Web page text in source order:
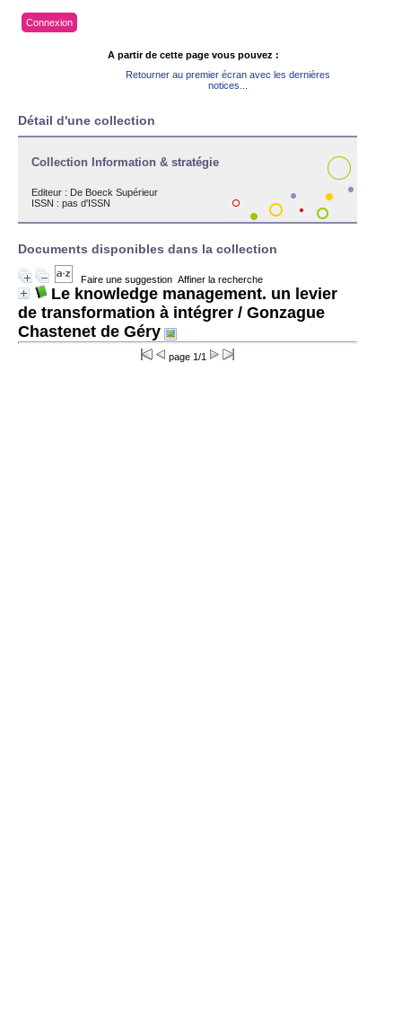
Connexion
A partir de cette page vous pouvez :
Retourner au premier écran avec les dernières
notices...
Détail d'une collection
Collection Information & stratégie
Editeur : De Boeck Supérieur
ISSN : pas d'ISSN
Documents disponibles dans la collection
Faire une suggestion Affiner la recherche
Le knowledge management. un levier
de transformation à intégrer / Gonzague
Chastenet de Géry
page 1/1